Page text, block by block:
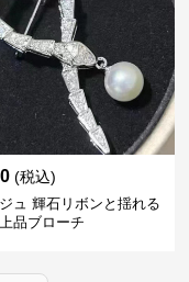
(税込)
ュ 輝石リボンと揺れる
品ブローチ